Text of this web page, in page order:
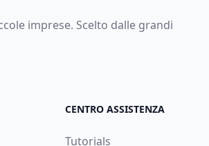
imprese. Scelto dalle grandi
CENTRO ASSISTENZA
Tutorials